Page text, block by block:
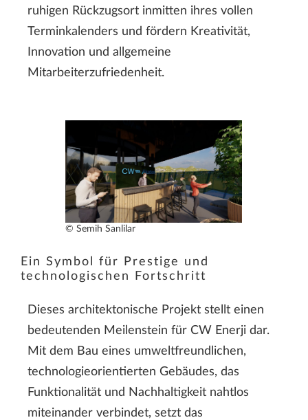
ruhigen Rückzugsort inmitten ihres vollen
Terminkalenders und fördern Kreativität,
Innovation und allgemeine
Mitarbeiterzufriedenheit.
© Semih Sanlilar
Ein Symbol für Prestige und
technologischen Fortschritt
Dieses architektonische Projekt stellt einen
bedeutenden Meilenstein für CW Enerji dar.
Mit dem Bau eines umweltfreundlichen,
technologieorientierten Gebäudes, das
Funktionalität und Nachhaltigkeit nahtlos
miteinander verbindet, setzt das